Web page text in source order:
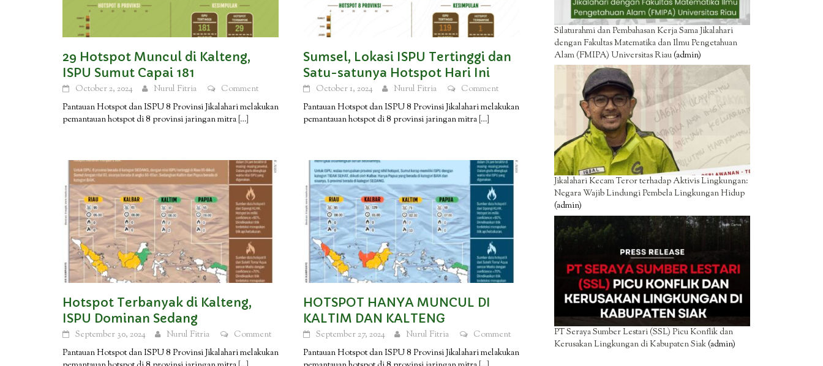
29 Hotspot Muncul di Kalteng,
ISPU Sumut Capai 181
October 2, 2024 Nurul Fitria
Comment
Pantauan Hotspot dan ISPU 8 Provinsi Jikalahari melakukan
pemantauan hotspot di 8 provinsi jaringan mitra […]
Sumsel, Lokasi ISPU Tertinggi dan
Satu-satunya Hotspot Hari Ini
October 1, 2024 Nurul Fitria
Comment
Pantauan Hotspot dan ISPU 8 Provinsi Jikalahari melakukan
pemantauan hotspot di 8 provinsi jaringan mitra […]
Hotspot Terbanyak di Kalteng,
ISPU Dominan Sedang
September 30, 2024 Nurul Fitria
Comment
Pantauan Hotspot dan ISPU 8 Provinsi Jikalahari melakukan
HOTSPOT HANYA MUNCUL DI
KALTIM DAN KALTENG
September 27, 2024 Nurul Fitria
Comment
Pantauan Hotspot dan ISPU 8 Provinsi Jikalahari melakukan
Silaturahmi dan Pembahasan Kerja Sama Jikalahari
dengan Fakultas Matematika dan Ilmu Pengetahuan
Alam (FMIPA) Universitas Riau(admin)
Jikalahari Kecam Teror terhadap Aktivis Lingkungan:
Negara Wajib Lindungi Pembela Lingkungan Hidup
(admin)
PT Seraya Sumber Lestari (SSL) Picu Konflik dan
Kerusakan Lingkungan di Kabupaten Siak(admin)